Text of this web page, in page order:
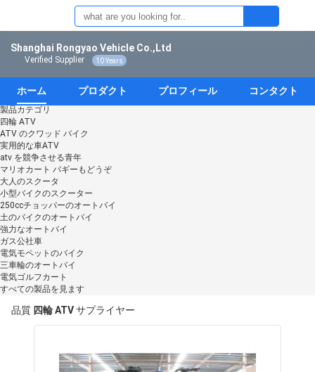
Shanghai Rongyao Vehicle Co.,Ltd
Verified Supplier 10 Years
ホーム プロダクト プロフィール コンタクト
製品カテゴリ
四輪 ATV
ATV のクワッド バイク
実用的な車ATV
atv を競争させる青年
マリオカート バギーもどうぞ
大人のスクータ
小型バイクのスクーター
250ccチョッパーのオートバイ
土のバイクのオートバイ
強力なオートバイ
ガス公社車
電気モペットのバイク
三車輪のオートバイ
電気ゴルフカート
すべての製品を見ます
品質 四輪 ATVサプライヤー